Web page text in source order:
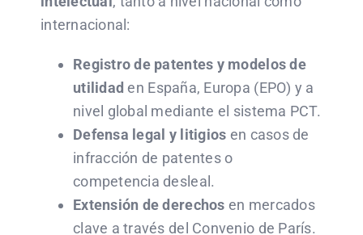
internacional:
Registro de patentes y modelos de
utilidad en España, Europa (EPO) y a
nivel global mediante el sistema PCT.
Defensa legal y litigios en casos de
infracción de patentes o
competencia desleal.
Extensión de derechos en mercados
clave a través del Convenio de París.